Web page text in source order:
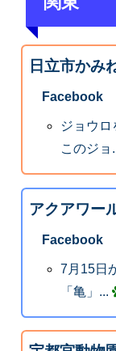
日立市かみ
Facebook
ジョウ
このジョ
アクアワー
Facebook
7月15日
「亀」...